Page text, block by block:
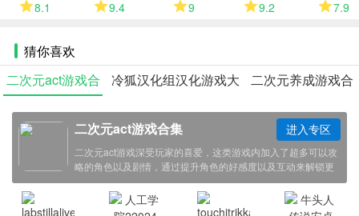
8.1 9.4 9 9.2 7.9
猜你喜欢
二次元act游戏合
集
冷狐汉化组汉化游戏大
全
二次元养成游戏合
集
二次元act游戏合集
二次元act游戏深受玩家的喜爱，这类游戏内加入了超多可以攻
略的角色以及剧情，通过提升角色的好感度以及互动来解锁更
多的玩法，小编带来了一系列二次元act的游戏，感兴趣的小伙
伴欢迎点击下载体验！
进入专区